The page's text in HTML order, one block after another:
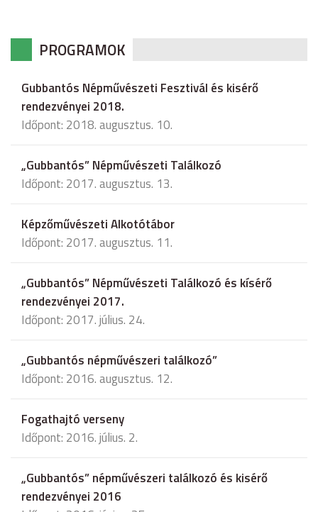
PROGRAMOK
Gubbantós Népművészeti Fesztivál és kisérő
rendezvényei 2018.
Időpont: 2018. augusztus. 10.
„Gubbantós” Népművészeti Találkozó
Időpont: 2017. augusztus. 13.
Képzőművészeti Alkotótábor
Időpont: 2017. augusztus. 11.
„Gubbantós” Népművészeti Találkozó és kísérő
rendezvényei 2017.
Időpont: 2017. július. 24.
„Gubbantós népművészeri találkozó”
Időpont: 2016. augusztus. 12.
Fogathajtó verseny
Időpont: 2016. július. 2.
„Gubbantós” népművészeri találkozó és kisérő
rendezvényei 2016